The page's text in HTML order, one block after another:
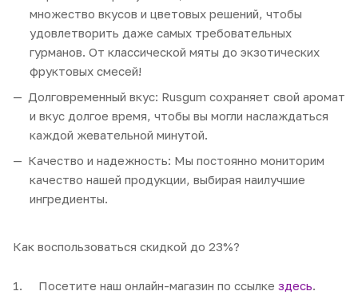
множество вкусов и цветовых решений, чтобы
удовлетворить даже самых требовательных
гурманов. От классической мяты до экзотических
фруктовых смесей!
Долговременный вкус: Rusgum сохраняет свой аромат
и вкус долгое время, чтобы вы могли наслаждаться
каждой жевательной минутой.
Качество и надежность: Мы постоянно мониторим
качество нашей продукции, выбирая наилучшие
ингредиенты.
Как воспользоваться скидкой до 23%?
1. Посетите наш онлайн-магазин по ссылке здесь.